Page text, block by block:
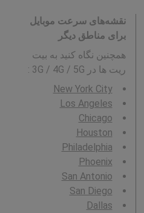
نقشه‌های سرعت موبایل
برای مناطق دیگر
همچنین نگاه کنید به بیت
ریت ها در 3G / 4G / 5G
:
New York City
Los Angeles
Chicago
Houston
Philadelphia
Phoenix
San Antonio
San Diego
Dallas